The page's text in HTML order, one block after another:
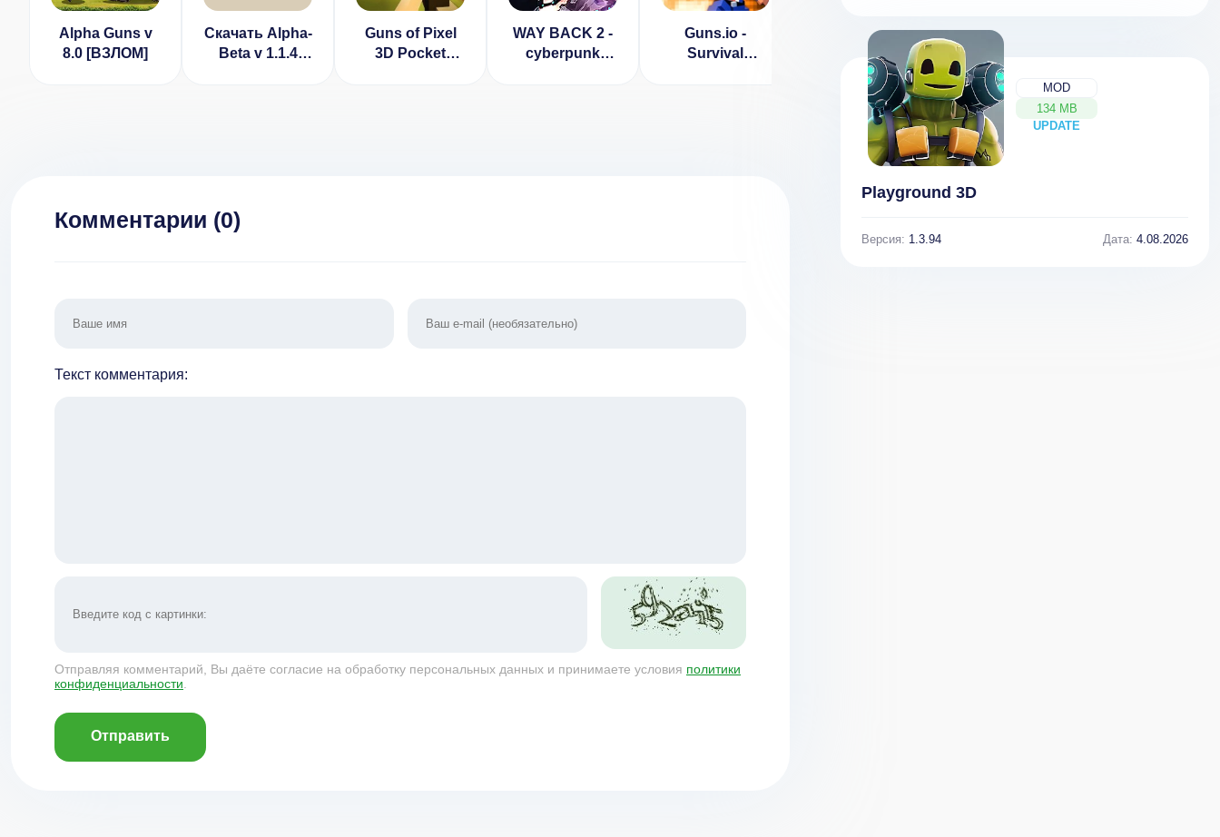
Alpha Guns v
8.0 [ВЗЛОМ]
Скачать Alpha-
Beta v 1.1.4
Guns of Pixel
3D Pocket
WAY BACK 2 -
cyberpunk
Guns.io -
Survival
Stickman Parkour
Platform v 3.0
[ВЗЛОМ: все
разблокировано]
Комментарии (0)
Текст комментария:
Отправляя комментарий, Вы даёте согласие на обработку персональных данных и принимаете условия политики
конфиденциальности
Отправить
MOD
134 MB
UPDATE
NEW
Playground 3D
Версия: 1.3.94 Дата: 4.08.2026